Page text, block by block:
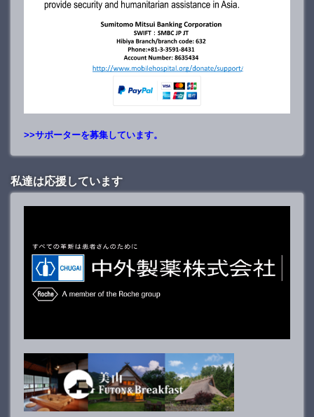
>>サポーターを募集しています。
私達は応援しています